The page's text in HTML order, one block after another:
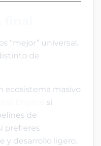
“mejor” universal.
de
ecosistema masivo
si
de
prefieres
y desarrollo ligero.